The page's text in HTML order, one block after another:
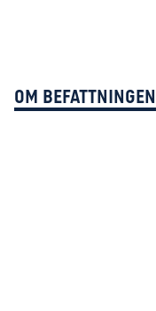
Om Befattningen